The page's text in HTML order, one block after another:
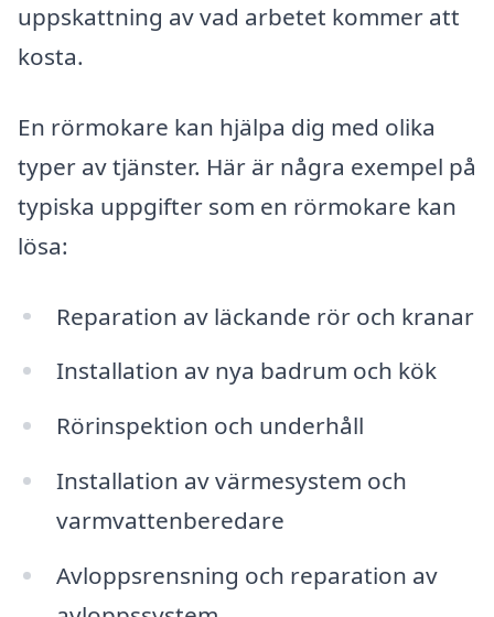
uppskattning av vad arbetet kommer att
kosta.
En rörmokare kan hjälpa dig med olika
typer av tjänster. Här är några exempel på
typiska uppgifter som en rörmokare kan
lösa:
Reparation av läckande rör och kranar
Installation av nya badrum och kök
Rörinspektion och underhåll
Installation av värmesystem och
varmvattenberedare
Avloppsrensning och reparation av